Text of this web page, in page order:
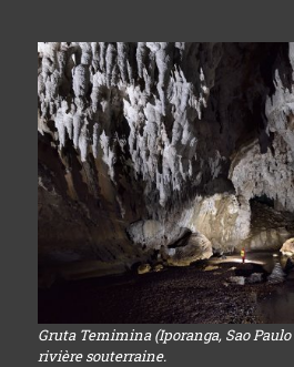
Gruta Temimina (Iporanga, Sao
rivière souterraine.